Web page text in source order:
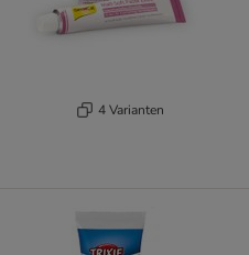
4 Varianten